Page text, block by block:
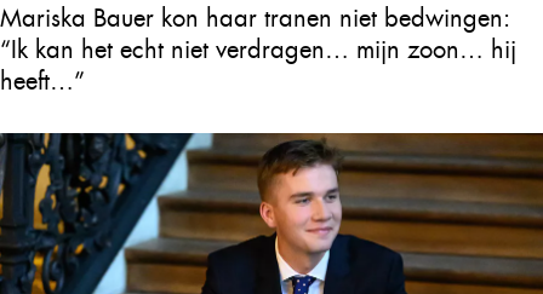
Mariska Bauer kon haar tranen niet bedwingen:
“Ik kan het echt niet verdragen… mijn zoon… hij
heeft…”